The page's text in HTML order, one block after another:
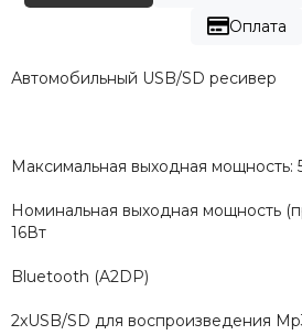
Оплата
Автомобильный USB/SD ресивер
Максимальная выходная мощность:
Номинальная выходная мощность
16Вт
Bluetooth (A2DP)
2xUSB/SD для воспроизведения